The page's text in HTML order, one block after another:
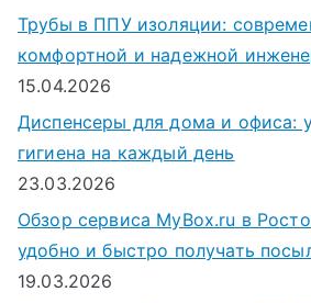
Трубы в ППУ изоляции:
комфортной и надежной
15.04.2026
Диспенсеры для дома и офиса:
гигиена на каждый день
23.03.2026
Обзор сервиса MyBox.ru в
удобно и быстро получать
19.03.2026